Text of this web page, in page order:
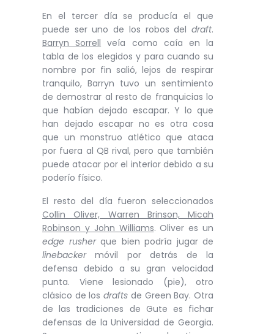
En el tercer día se producía el que
puede ser uno de los robos del draft.
Barryn Sorrell veía como caía en la
tabla de los elegidos y para cuando su
nombre por fin salió, lejos de respirar
tranquilo, Barryn tuvo un sentimiento
de demostrar al resto de franquicias lo
que habían dejado escapar. Y lo que
han dejado escapar no es otra cosa
que un monstruo atlético que ataca
por fuera al QB rival, pero que también
puede atacar por el interior debido a su
poderío físico.
El resto del día fueron seleccionados
Collin Oliver, Warren Brinson, Micah
Robinson y John Williams. Oliver es un
edge rusherque bien podría jugar de
linebackermóvil por detrás de la
defensa debido a su gran velocidad
punta. Viene lesionado (pie), otro
clásico de losdrafts de Green Bay. Otra
de las tradiciones de Gute es fichar
defensas de la Universidad de Georgia.